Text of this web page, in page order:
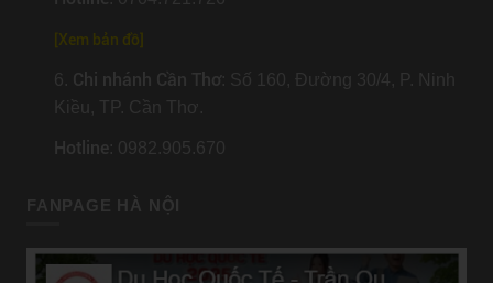
Xem bản đồ
6. Chi nhánh Cần Thơ: Số 160, Đường 30/4, P. Ninh
Kiều, TP. Cần Thơ.
Hotline: 0982.905.670
FANPAGE HÀ NỘI